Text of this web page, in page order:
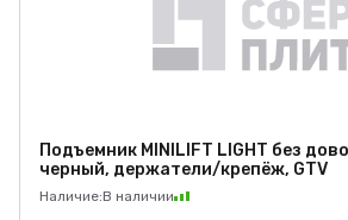
Подъемник MINILIFT LIGHT без
черный, держатели/крепёж, GTV
Наличие:В наличии